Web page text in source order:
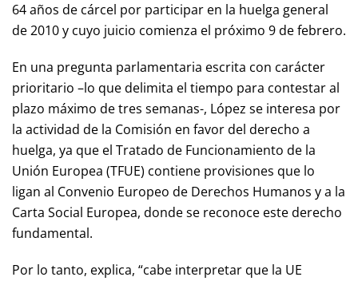
64 años de cárcel por participar en la huelga general
de 2010 y cuyo juicio comienza el próximo 9 de febrero.
En una pregunta parlamentaria escrita con carácter
prioritario –lo que delimita el tiempo para contestar al
plazo máximo de tres semanas-, López se interesa por
la actividad de la Comisión en favor del derecho a
huelga, ya que el Tratado de Funcionamiento de la
Unión Europea (TFUE) contiene provisiones que lo
ligan al Convenio Europeo de Derechos Humanos y a la
Carta Social Europea, donde se reconoce este derecho
fundamental.
Por lo tanto, explica, “cabe interpretar que la UE